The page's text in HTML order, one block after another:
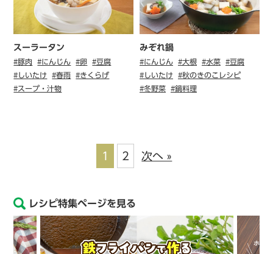
スーラータン
#豚肉 #にんじん #卵
#豆腐
#しいたけ
#春雨
#きくらげ
#スープ・汁物
みぞれ鍋
#にんじん #大根 #水菜
#豆腐
#しいたけ
#秋のきのこレシピ
#冬野菜
#鍋料理
1 2 次へ »
レシピ特集ページを見る